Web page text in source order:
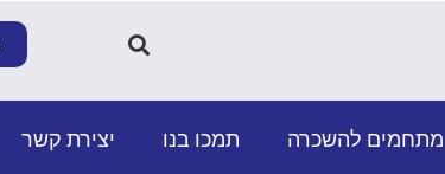
מתחמים להשכרה תמכו בנו יצירת קשר